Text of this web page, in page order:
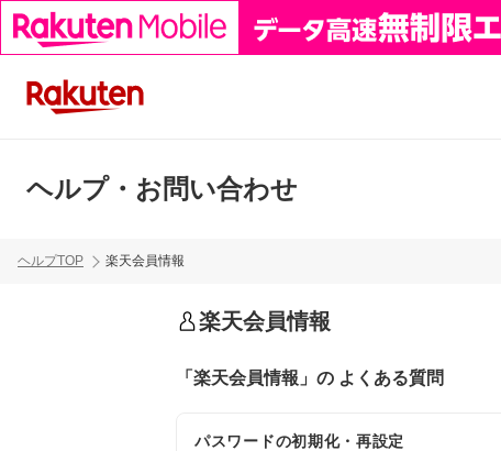
ヘルプ・お問い合わせ
ヘルプTOP 楽天会員情報
楽天会員情報
「楽天会員情報」の よくある質問
パスワードの初期化・再設定